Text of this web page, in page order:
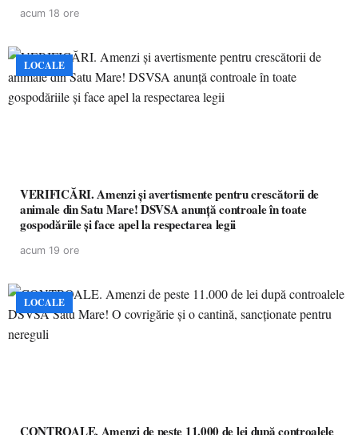
acum 18 ore
LOCALE
VERIFICĂRI. Amenzi și avertismente pentru crescătorii de
animale din Satu Mare! DSVSA anunță controale în toate
gospodăriile și face apel la respectarea legii
acum 19 ore
LOCALE
CONTROALE. Amenzi de peste 11.000 de lei după controalele